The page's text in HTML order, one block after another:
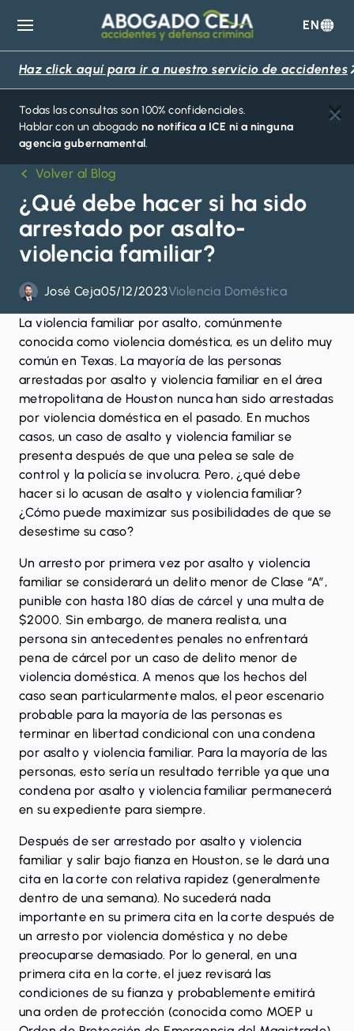
Abogado
Ceja
EN
Haz click aquí para ir a nuestro servicio de accidentes
Todas las consultas son 100% confidenciales.
Hablar con un abogado no notifica a ICE ni a ninguna
agencia gubernamental.
Volver al Blog
¿Qué debe hacer si ha sido
arrestado por asalto-
violencia familiar?
José Ceja05/12/2023Violencia Doméstica
Laviolencia familiar por asalto, comúnmente
conocida como violencia doméstica, es un delito muy
común en Texas. La mayoría de las personas
arrestadas por asalto y violencia familiar en el área
metropolitana de Houston nunca han sido arrestadas
por violencia doméstica en el pasado. En muchos
casos, un caso de asalto y violencia familiar se
presenta después de que una pelea se sale de
control y la policía se involucra. Pero, ¿qué debe
hacer si lo acusan de asalto y violencia familiar?
¿Cómo puede maximizar sus posibilidades de que se
desestime su caso?
Un arresto por primera vez por asalto y violencia
familiar se considerará un delito menor de Clase “A”,
punible con hasta 180 días de cárcel y una multa de
$2000. Sin embargo, de manera realista, una
persona sin antecedentes penales no enfrentará
pena de cárcel por un caso de delito menor de
violencia doméstica. A menos que los hechos del
caso sean particularmente malos, el peor escenario
probable para la mayoría de las personas es
terminar en libertad condicional con una condena
por asalto y violencia familiar. Para la mayoría de las
personas, esto sería un resultado terrible ya que una
condena por asalto y violencia familiar permanecerá
en su expediente para siempre.
Después de ser arrestado por asalto y violencia
familiar y salir bajo fianza en Houston, se le dará una
cita en la corte con relativa rapidez (generalmente
dentro de una semana). No sucederá nada
importante en su primera cita en la corte después de
un arresto por violencia doméstica y no debe
preocuparse demasiado. Por lo general, en una
primera cita en la corte, el juez revisará las
condiciones de su fianza y probablemente emitirá
una orden de protección (conocida como MOEP u